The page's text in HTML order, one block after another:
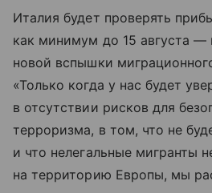
Италия будет проверять
как минимум до 15 августа
новой вспышки
«Только когда у нас будет
в отсутствии рисков для
терроризма, в том, что не
и что нелегальные мигранты
на территорию Европы, мы